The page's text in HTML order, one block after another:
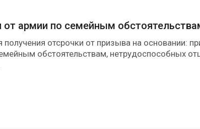
от армии по семейным
отсрочки от призыва на основании:
обстоятельствам, нетрудоспособных